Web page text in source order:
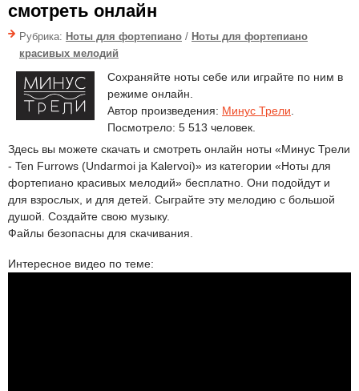
смотреть онлайн
Рубрика: Ноты для фортепиано / Ноты для фортепиано
красивых мелодий
Сохраняйте ноты себе или играйте по ним в
режиме онлайн.
Автор произведения: Минус Трели
Посмотрело: 5 513 человек.
Здесь вы можете скачать и смотреть онлайн ноты «Минус Трели
- Ten Furrows (Undarmoi ja Kalervoi)» из категории «Ноты для
фортепиано красивых мелодий» бесплатно. Они подойдут и
для взрослых, и для детей. Сыграйте эту мелодию с большой
душой. Создайте свою музыку.
Файлы безопасны для скачивания.
Интересное видео по теме: